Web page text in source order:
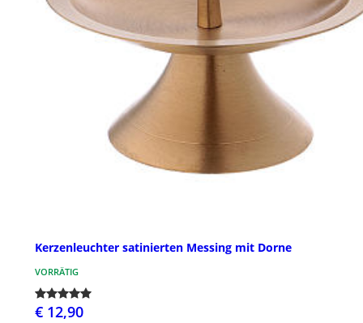
Kerzenleuchter satinierten Messing mit Dorne
VORRÄTIG
€ 12,90